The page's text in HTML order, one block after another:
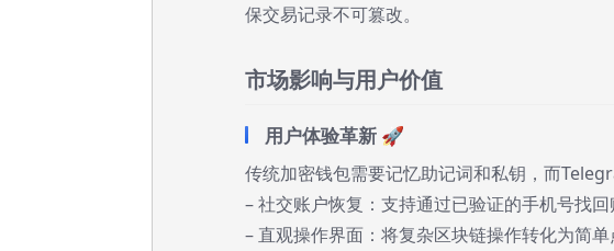
保交易记录不可篡改。
市场影响与用户价值
用户体验革新 🚀
传统加密钱包需要记忆助记词和私钥，而
– 社交账户恢复：支持通过已验证的手机号找回
– 直观操作界面：将复杂区块链操作转化为简